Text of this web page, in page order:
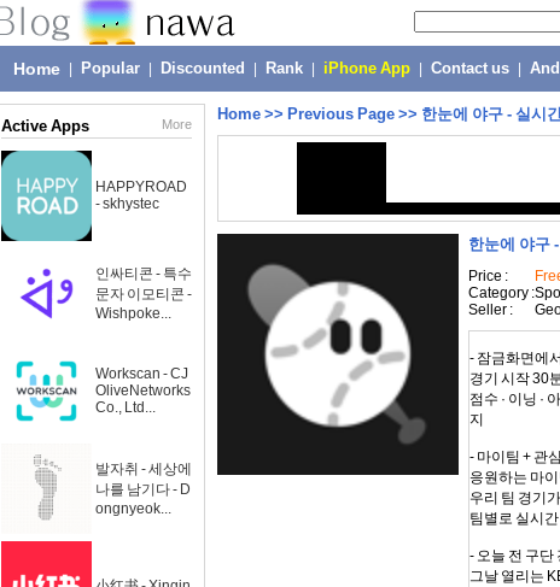
Home Popular Discounted Rank iPhone App Contact us
Active Apps More
HAPPYROAD
- skhystec
인싸티콘 - 특수
문자 이모티콘 -
Wishpoke...
Workscan - CJ
OliveNetworks
Co., Ltd...
발자취 - 세상에
나를 남기다 - D
ongnyeok...
Home >> Previous Page >> 한눈에 야구 - 실시
한눈에 야구
Price :
Category :
Seller :
- 잠금화면에
경기 시작 30
점수 · 이닝 ·
지
- 마이팀 + 관
응원하는 마
우리 팀 경기
팀별로 실시
- 오늘 전 구단
그날 열리는